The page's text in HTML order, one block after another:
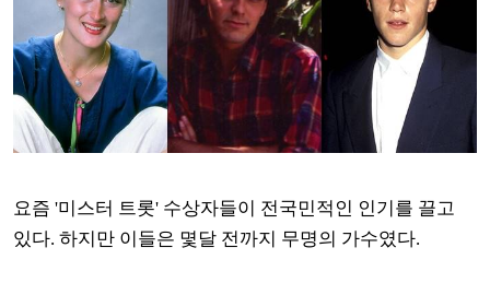
요즘 '미스터 트롯' 수상자들이 전국민적인 인기를 끌고
있다. 하지만 이들은 몇달 전까지 무명의 가수였다.